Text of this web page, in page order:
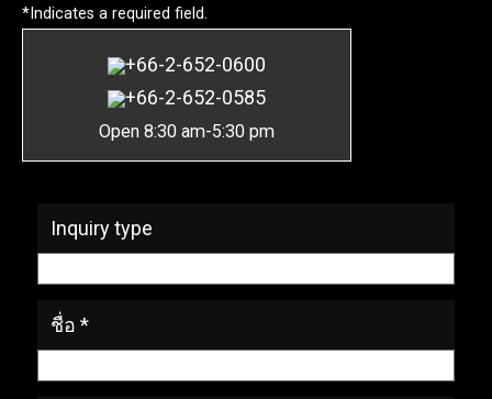
*Indicates a required field.
+66-2-652-0600
+66-2-652-0585
Open 8:30 am-5:30 pm
Inquiry type
ชื่อ *